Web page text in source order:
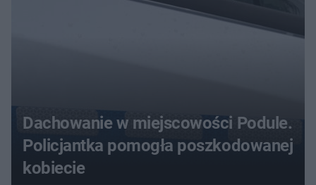
Dachowanie w miejscowości Podule.
Policjantka pomogła poszkodowanej
kobiecie